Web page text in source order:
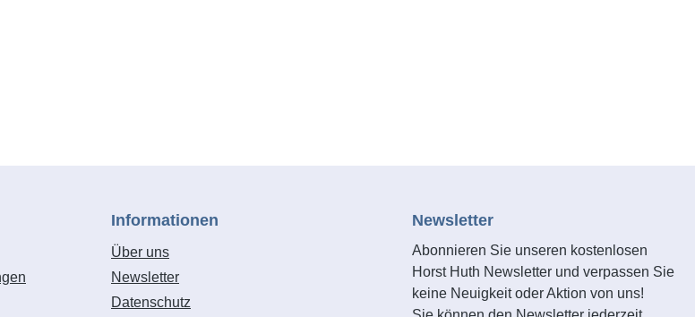
Informationen
Über uns
Newsletter
Datenschutz
Newsletter
Abonnieren Sie unseren kostenlosen
Horst Huth Newsletter und verpassen Sie
keine Neuigkeit oder Aktion von uns!